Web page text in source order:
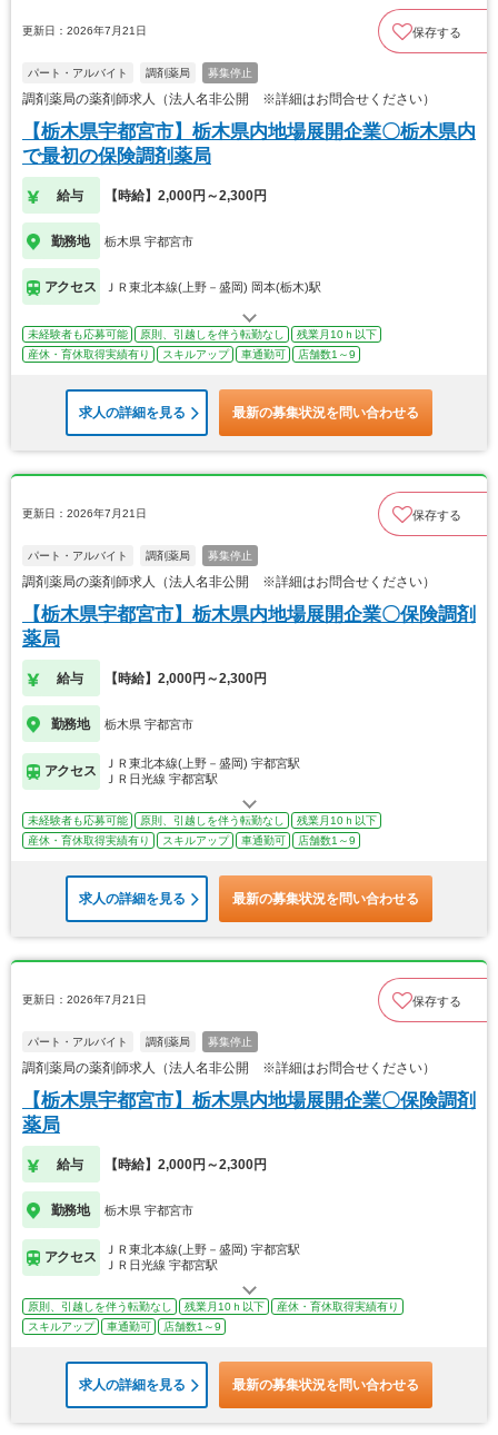
更新日：2026年7月21日 保存する
パート・アルバイト 調剤薬局 募集停止
調剤薬局の薬剤師求人（法人名非公開 ※詳細はお問合せください）
【栃木県宇都宮市】栃木県内地場展開企業〇栃木県内
で最初の保険調剤薬局
給与 【時給】2,000円～2,300円
勤務地 栃木県 宇都宮市
アクセス ＪＲ東北本線(上野－盛岡) 岡本(栃木)駅
未経験者も応募可能 原則、引越しを伴う転勤なし
残業月10ｈ以下
産休・育休取得実績有り
スキルアップ 車通勤可 店舗数1～9
求人の詳細を見る 最新の募集状況を問い合わせる
更新日：2026年7月21日 保存する
パート・アルバイト 調剤薬局 募集停止
調剤薬局の薬剤師求人（法人名非公開 ※詳細はお問合せください）
【栃木県宇都宮市】栃木県内地場展開企業〇保険調剤
薬局
給与 【時給】2,000円～2,300円
勤務地 栃木県 宇都宮市
アクセス
ＪＲ東北本線(上野－盛岡) 宇都宮駅
ＪＲ日光線 宇都宮駅
未経験者も応募可能 原則、引越しを伴う転勤なし
残業月10ｈ以下
産休・育休取得実績有り
スキルアップ 車通勤可 店舗数1～9
求人の詳細を見る 最新の募集状況を問い合わせる
更新日：2026年7月21日 保存する
パート・アルバイト 調剤薬局 募集停止
調剤薬局の薬剤師求人（法人名非公開 ※詳細はお問合せください）
【栃木県宇都宮市】栃木県内地場展開企業〇保険調剤
薬局
給与 【時給】2,000円～2,300円
勤務地 栃木県 宇都宮市
アクセス
ＪＲ東北本線(上野－盛岡) 宇都宮駅
ＪＲ日光線 宇都宮駅
原則、引越しを伴う転勤なし 残業月10ｈ以下
産休・育休取得実績有り
スキルアップ
車通勤可 店舗数1～9
求人の詳細を見る 最新の募集状況を問い合わせる